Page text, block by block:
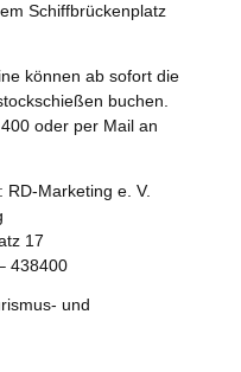
Schiffbrückenplatz
können ab sofort die
buchen.
oder per Mail an
: RD-Marketing e. V.
17
438400
und